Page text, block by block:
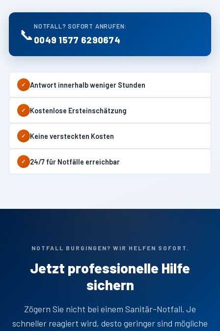
📞 NOTFALL? SOFORT ANRUFEN:
0049 1577 6290674
✓ Antwort innerhalb weniger Stunden
✓ Kostenlose Ersteinschätzung
✓ Keine versteckten Kosten
✓ 24/7 für Notfälle erreichbar
NOTFALL BURGINGEN? WIR HELFEN SOFORT.
Jetzt professionelle Hilfe
sichern
Zögern Sie nicht bei einem Sanitär-Notfall. Je
schneller reagiert wird, desto geringer sind mögliche